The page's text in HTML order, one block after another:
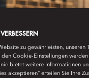
zu gewährleisten, unseren
Cookie-Einstellungen
bietet weitere Informationen
akzeptieren“ erteilen Sie Ihre